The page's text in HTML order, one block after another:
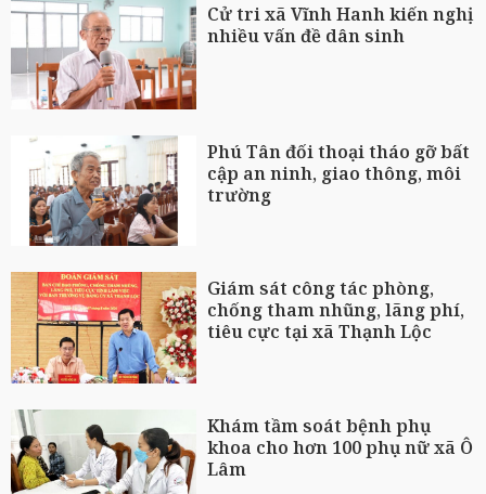
Cử tri xã Vĩnh Hanh kiến nghị
nhiều vấn đề dân sinh
Phú Tân đối thoại tháo gỡ bất
cập an ninh, giao thông, môi
trường
Giám sát công tác phòng,
chống tham nhũng, lãng phí,
tiêu cực tại xã Thạnh Lộc
Khám tầm soát bệnh phụ
khoa cho hơn 100 phụ nữ xã Ô
Lâm